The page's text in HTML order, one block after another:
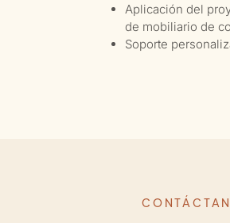
Aplicación del
de mobiliario de
Soporte